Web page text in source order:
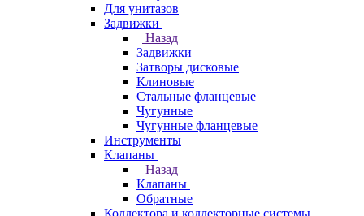
Для унитазов
Задвижки
Назад
Задвижки
Затворы дисковые
Клиновые
Стальные фланцевые
Чугунные
Чугунные фланцевые
Инструменты
Клапаны
Назад
Клапаны
Обратные
Коллектора и коллекторные системы